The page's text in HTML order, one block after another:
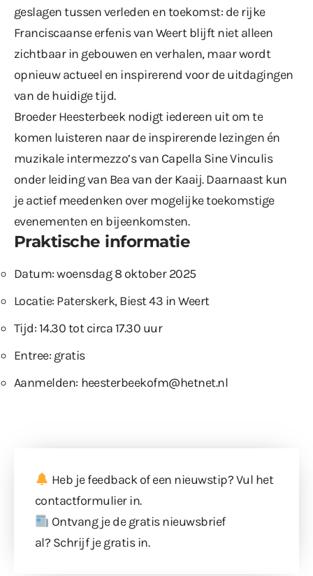
geslagen tussen verleden en toekomst: de rijke
Franciscaanse erfenis van Weert blijft niet alleen
zichtbaar in gebouwen en verhalen, maar wordt
opnieuw actueel en inspirerend voor de uitdagingen
van de huidige tijd.
Broeder Heesterbeek nodigt iedereen uit om te
komen luisteren naar de inspirerende lezingen én
muzikale intermezzo’s van Capella Sine Vinculis
onder leiding van Bea van der Kaaij. Daarnaast kun
je actief meedenken over mogelijke toekomstige
evenementen en bijeenkomsten.
Praktische informatie
Datum: woensdag 8 oktober 2025
Locatie: Paterskerk, Biest 43 in Weert
Tijd: 14.30 tot circa 17.30 uur
Entree: gratis
Aanmelden: heesterbeekofm@hetnet.nl
Heb je feedback of een nieuwstip? Vul het
contactformulierin.
Ontvang je de gratis nieuwsbrief
al? Schrijf je gratis in.